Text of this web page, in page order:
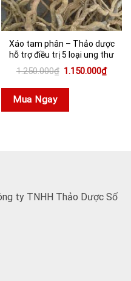
Xáo tam phân – Thảo dược
hỗ trợ điều trị 5 loại ung thư
1.250.000₫ Giá
là:
1.150.000₫Giá
hiện
Mua Ngay
ty TNHH Thảo Dược Số